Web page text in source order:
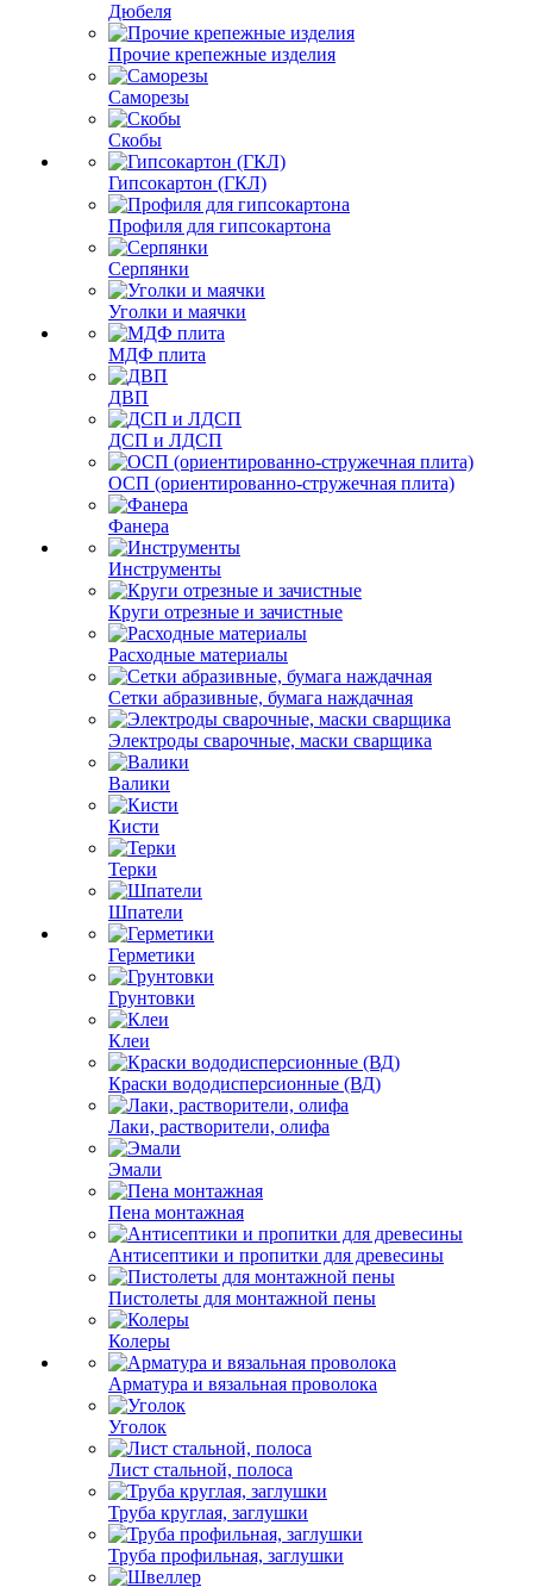
Дюбеля
Прочие крепежные изделия
Саморезы
Скобы
Гипсокартон (ГКЛ)
Профиля для гипсокартона
Серпянки
Уголки и маячки
МДФ плита
ДВП
ДСП и ЛДСП
ОСП (ориентированно-стружечная плита)
Фанера
Инструменты
Круги отрезные и зачистные
Расходные материалы
Сетки абразивные, бумага наждачная
Электроды сварочные, маски сварщика
Валики
Кисти
Терки
Шпатели
Герметики
Грунтовки
Клеи
Краски вододисперсионные (ВД)
Лаки, растворители, олифа
Эмали
Пена монтажная
Антисептики и пропитки для древесины
Пистолеты для монтажной пены
Колеры
Арматура и вязальная проволока
Уголок
Лист стальной, полоса
Труба круглая, заглушки
Труба профильная, заглушки